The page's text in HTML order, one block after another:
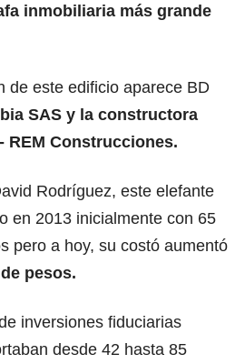
inmobiliaria más grande
de este edificio aparece BD
SAS y la constructora
REM Construcciones.
Rodríguez, este elefante
en 2013 inicialmente con 65
pero a hoy, su costó aumentó
pesos.
inversiones fiduciarias
desde 42 hasta 85